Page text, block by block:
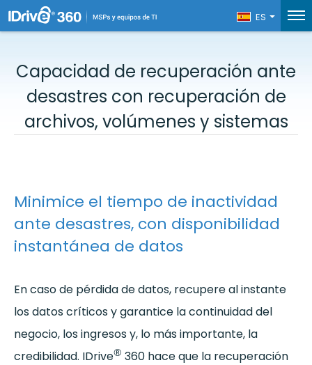
ES
Capacidad de recuperación ante
desastres con recuperación de
archivos, volúmenes y sistemas
Minimice el tiempo de inactividad
ante desastres, con disponibilidad
instantánea de datos
En caso de pérdida de datos, recupere al instante
los datos críticos y garantice la continuidad del
negocio, los ingresos y, lo más importante, la
credibilidad. IDrive® 360 hace que la recuperación